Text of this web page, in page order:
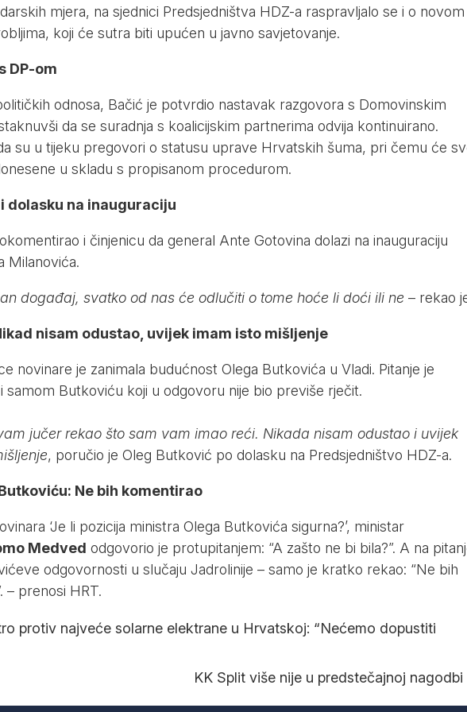
mjera, na sjednici Predsjedništva HDZ-a raspravljalo se i o novom
koji će sutra biti upućen u javno savjetovanje.
DP-om
odnosa, Bačić je potvrdio nastavak razgovora s Domovinskim
da se suradnja s koalicijskim partnerima odvija kontinuirano.
su u tijeku pregovori o statusu uprave Hrvatskih šuma, pri čemu će
u skladu s propisanom procedurom.
dolasku na inauguraciju
i činjenicu da general Ante Gotovina dolazi na inauguraciju
Milanovića.
događaj, svatko od nas će odlučiti o tome hoće li doći ili ne – rekao
nisam odustao, uvijek imam isto mišljenje
novinare je zanimala budućnost Olega Butkovića u Vladi. Pitanje je
samom Butkoviću koji u odgovoru nije bio previše rječit.
jučer rekao što sam vam imao reći. Nikada nisam odustao i uvijek
, poručio je Oleg Butković po dolasku na Predsjedništvo HDZ-a.
Ne bih komentirao
‘Je li pozicija ministra Olega Butkovića sigurna?’, ministar
Medved odgovorio je protupitanjem: “A zašto ne bi bila?”. A na
odgovornosti u slučaju Jadrolinije – samo je kratko rekao: “Ne bih
– prenosi HRT.
protiv najveće solarne elektrane u Hrvatskoj: “Nećemo dopustiti
KK Split više nije u predstečajnoj nagodbi